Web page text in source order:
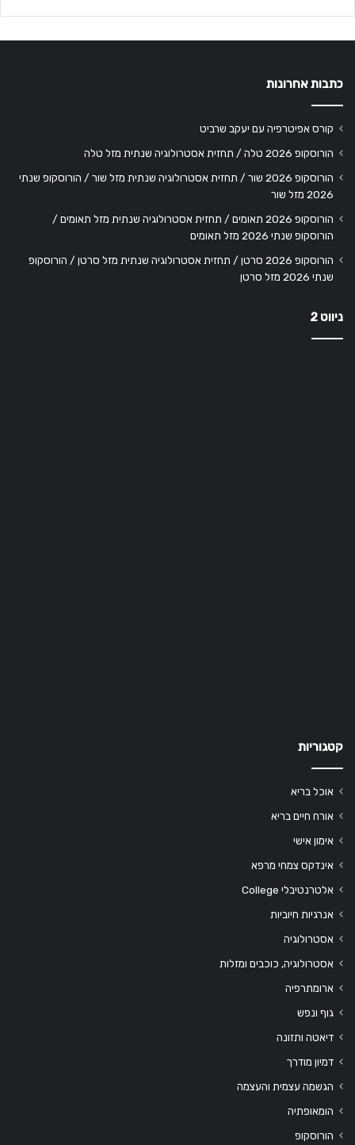
כתבות אחרונות
קורס אפיטרפיה עם יעקב שרביט
הורוסקופ 2026 טלה / תחזית אסטרולוגיה שנתית מזל טלה
הורוסקופ 2026 שור / תחזית אסטרולוגיה שנתית מזל שור / הורוסקופ שנתי
2026 מזל שור
הורוסקופ 2026 תאומים / תחזית אסטרולוגיה שנתית מזל תאומים /
הורוסקופ שנתי 2026 מזל תאומים
הורוסקופ 2026 סרטן / תחזית אסטרולוגיה שנתית מזל סרטן / הורוסקופ
שנתי 2026 מזל סרטן
ניווט 2
קטגוריות
אוכל בריא
אורח חיים בריא
אימון אישי
אינדקס צמחי מרפא
אלטרנטיבלי College
אנרגיות חיוביות
אסטרולוגיה
אסטרולוגיה, כוכבים ומזלות
ארומתרפיה
גוף ונפש
דיאטה ותזונה
דמיון מודרך
הגשמה עצמית והעצמה
הומאופתיה
הורוסקופ